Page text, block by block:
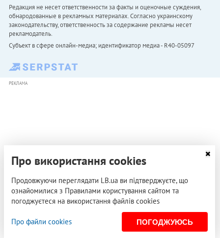
Редакция не несет ответственности за факты и оценочные суждения,
обнародованные в рекламных материалах. Согласно украинскому
законодательству, ответственность за содержание рекламы несет
рекламодатель.
Субъект в сфере онлайн-медиа; идентификатор медиа - R40-05097
РЕКЛАМА
Про використання cookies
Продовжуючи переглядати LB.ua ви підтверджуєте, що
ознайомилися з Правилами користування сайтом та
погоджуєтеся на використання файлів cookies
Про файли cookies ПОГОДЖУЮСЬ